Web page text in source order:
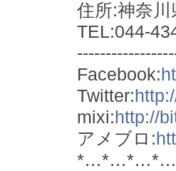
住所:神奈
TEL:044-
Facebook:
Twitter:
mixi: http://
アメブロ: